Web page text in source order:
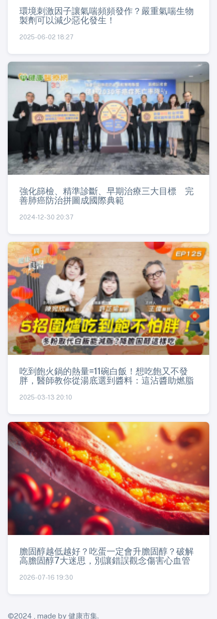
環境刺激因子讓氣喘頻頻發作？嚴重氣喘生物
製劑可以減少惡化發生！
2025-06-02 18:27
強化篩檢、精準診斷、早期治療三大目標 完
善肺癌防治拼圖成國際典範
2024-12-30 20:37
吃到飽火鍋的熱量=11碗白飯！想吃飽又不發
胖，醫師教你從湯底選到醬料：這沾醬助燃脂
2025-03-13 20:10
膽固醇越低越好？吃蛋一定會升膽固醇？破解
高膽固醇7大迷思，別讓錯誤觀念傷害心血管
2026-07-16 19:30
©2024 , made by 健康市集.